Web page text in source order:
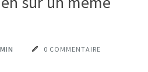
0 COMMENTAIRE